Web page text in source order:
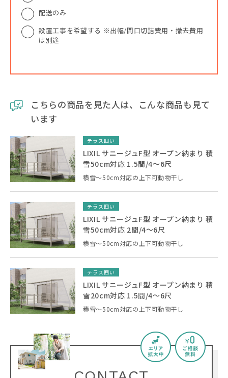
配送のみ
設置工事を希望する ※出幅/間口切詰費用・撤去費用
は別途
こちらの商品を見た人は、こんな商品も見て
います
テラス囲い
LIXIL サニージュF型 オープン納まり 積
雪50cm対応 1.5間/4〜6尺
積雪～50cm対応の上下可動物干し
テラス囲い
LIXIL サニージュF型 オープン納まり 積
雪50cm対応 2間/4〜6尺
積雪～50cm対応の上下可動物干し
テラス囲い
LIXIL サニージュF型 オープン納まり 積
雪20cm対応 1.5間/4〜6尺
積雪～50cm対応の上下可動物干し